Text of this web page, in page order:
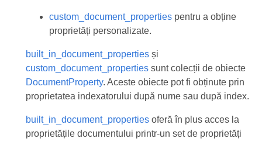
custom_document_propertiespentru a obține
proprietăți personalizate.
built_in_document_propertiesși
custom_document_propertiessunt colecții de obiecte
DocumentProperty. Aceste obiecte pot fi obținute prin
proprietatea indexatorului după nume sau după index.
built_in_document_propertiesoferă în plus acces la
proprietățile documentului printr-un set de proprietăți